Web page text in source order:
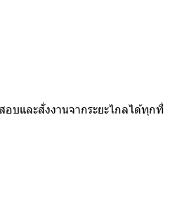
บและสั่งงานจากระยะไกลได้ทุกที่